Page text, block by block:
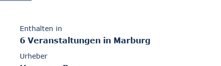
Enthalten in
6 Veranstaltungen in Marburg
Urheber